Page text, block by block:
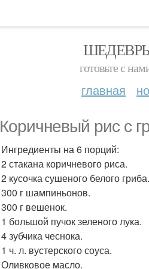
готовьте с
главная
Коричневый рис с
Ингредиенты на 6 порций:
2 стакана коричневого риса.
2 кусочка сушеного белого гриба.
300 г шампиньонов.
300 г вешенок.
1 большой пучок зеленого лука.
4 зубчика чеснока.
1 ч. л. вустерского соуса.
Оливковое масло.